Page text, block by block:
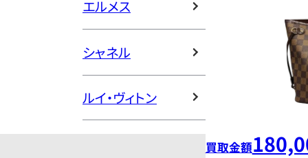
エルメス
シャネル
ルイ・ヴィトン
買取金額